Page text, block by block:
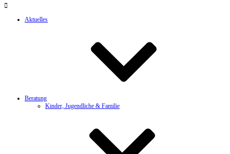
Aktuelles
Beratung
Kinder, Jugendliche & Familie